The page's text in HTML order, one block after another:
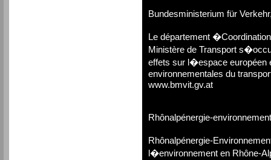
Bundesministerium für
Le département
Ministère de Transport
effets sur l�espace européen
environnementales du
www.bmvit.gv.at
Rhônalpénergie-environnement
Rhônalpénergie-
l�environnement en Rhône-